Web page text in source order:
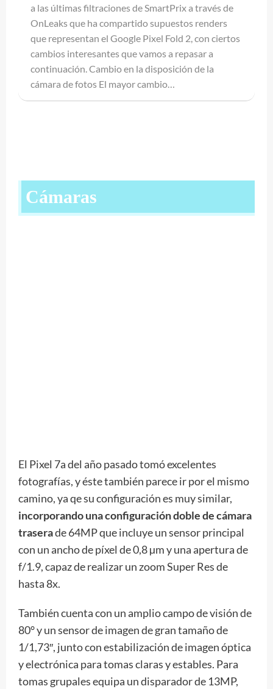
a las últimas filtraciones de SmartPrix a través de
OnLeaks que ha compartido supuestos renders
que representan el Google Pixel Fold 2, con ciertos
cambios interesantes que vamos a repasar a
continuación. Cambio en la disposición de la
cámara de fotos El mayor cambio…
Cámaras
El Pixel 7a del año pasado tomó excelentes
fotografías, y éste también parece ir por el mismo
camino, ya qe su configuración es muy similar,
incorporando una configuración doble de cámara
traserade 64MP que incluye un sensor principal
con un ancho de píxel de 0,8 µm y una apertura de
f/1.9, capaz de realizar un zoom Super Res de
hasta 8x.
También cuenta con un amplio campo de visión de
80° y un sensor de imagen de gran tamaño de
1/1,73″, junto con estabilización de imagen óptica
y electrónica para tomas claras y estables. Para
tomas grupales equipa un disparador de 13MP,